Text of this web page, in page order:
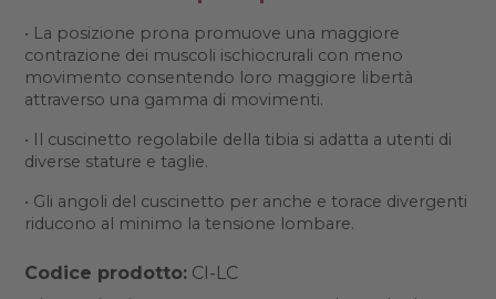
• La posizione prona promuove una maggiore
contrazione dei muscoli ischiocrurali con meno
movimento consentendo loro maggiore libertà
attraverso una gamma di movimenti.
• Il cuscinetto regolabile della tibia si adatta a utenti di
diverse stature e taglie.
• Gli angoli del cuscinetto per anche e torace divergenti
riducono al minimo la tensione lombare.
Codice prodotto:CI-LC